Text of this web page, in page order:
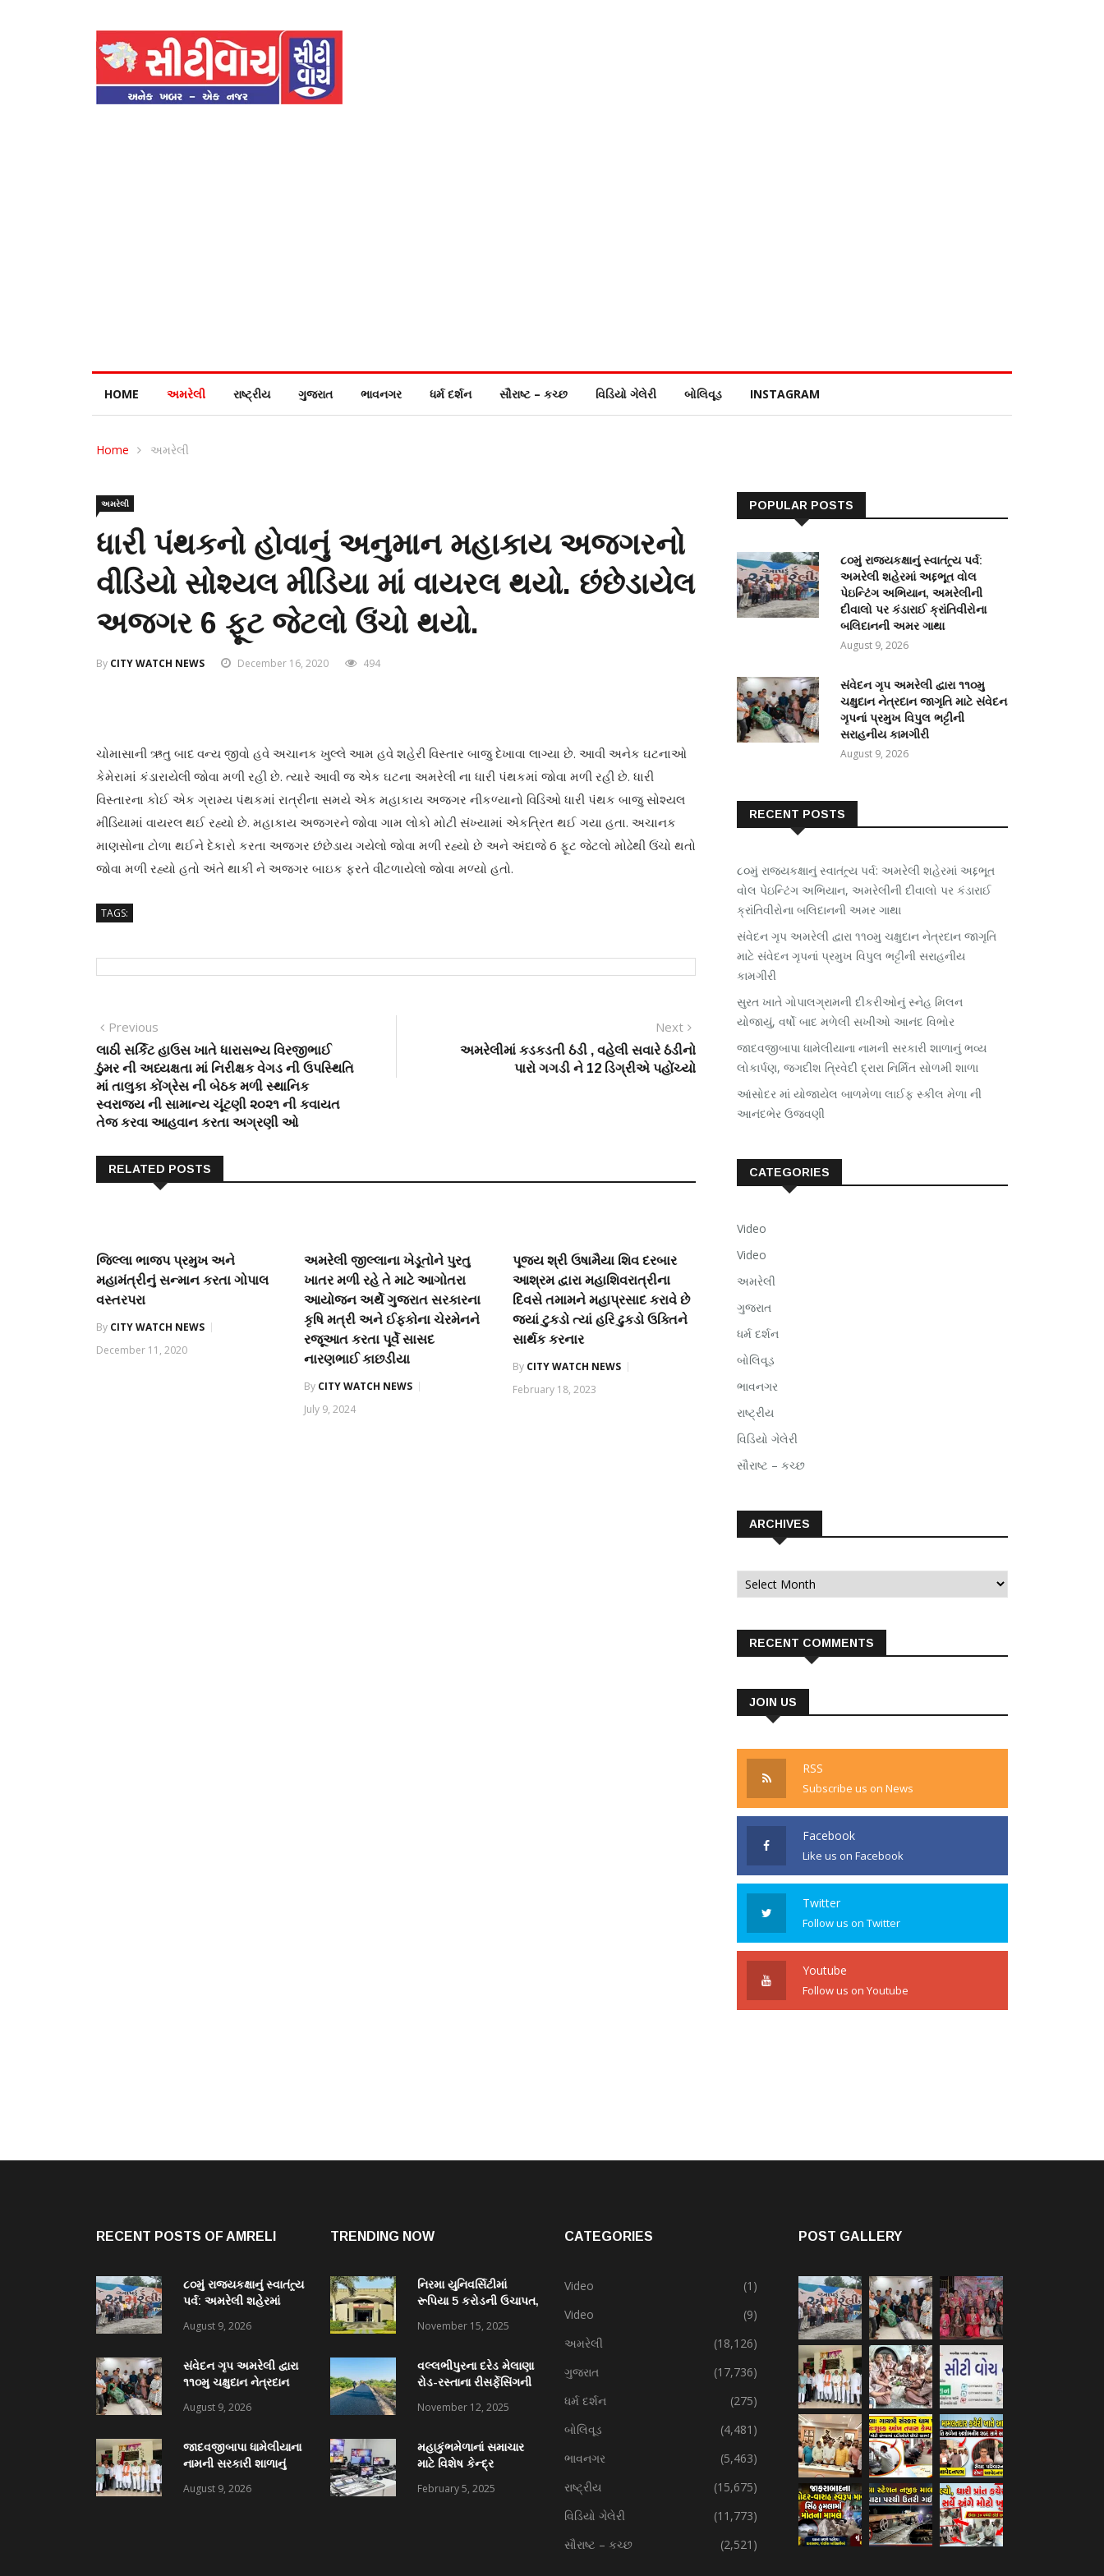
HOME અમરેલી રાષ્ટ્રીય ગુજરાત ભાવનગર ધર્મ દર્શન સૌરાષ્ટ – કચ્છ વિડિયો ગેલેરી બોલિવૂડ INSTAGRAM
Home અમરેલી
અમરેલી
ધારી પંથકનો હોવાનું અનુમાન મહાકાય અજગરનો
વીડિયો સોશ્યલ મીડિયા માં વાયરલ થયો. છંછેડાયેલ
અજગર 6 ફૂટ જેટલો ઉંચો થયો.
By CITY WATCH NEWS December 16, 2020 494
ચોમાસાની ઋતુ બાદ વન્ય જીવો હવે અચાનક ખુલ્લે આમ હવે શહેરી વિસ્તાર બાજુ દેખાવા લાગ્યા છે. આવી અનેક ઘટનાઓ
કેમેરામાં કંડારાયેલી જોવા મળી રહી છે. ત્યારે આવી જ એક ઘટના અમરેલી ના ધારી પંથકમાં જોવા મળી રહી છે. ધારી
વિસ્તારના કોઈ એક ગ્રામ્ય પંથકમાં રાત્રીના સમયે એક મહાકાય અજગર નીકળ્યાનો વિડિઓ ધારી પંથક બાજુ સોશ્યલ
મીડિયામાં વાયરલ થઈ રહ્યો છે. મહાકાય અજગરને જોવા ગામ લોકો મોટી સંખ્યામાં એકત્રિત થઈ ગયા હતા. અચાનક
માણસોના ટોળા થઈને દેકારો કરતા અજગર છંછેડાય ગયેલો જોવા મળી રહ્યો છે અને અંદાજે 6 ફૂટ જેટલો મોઢેથી ઉંચો થતો
જોવા મળી રહ્યો હતો અંતે થાકી ને અજગર બાઇક ફરતે વીંટળાયેલો જોવા મળ્યો હતો.
TAGS:
Post
navigation
Previous
post:
લાઠી સર્કિટ હાઉસ ખાતે ધારાસભ્ય વિરજીભાઈ
ઠુંમર ની અધ્યક્ષતા માં નિરીક્ષક વેગડ ની ઉપસ્થિતિ
માં તાલુકા કોંગ્રેસ ની બેઠક મળી સ્થાનિક
સ્વરાજ્ય ની સામાન્ય ચૂંટણી ૨૦૨૧ ની કવાયત
તેજ કરવા આહવાન કરતા અગ્રણી ઓ
Next
post:
અમરેલીમાં કડકડતી ઠંડી , વહેલી સવારે ઠંડીનો
પારો ગગડી ને 12 ડિગ્રીએ પહોંચ્યો
RELATED POSTS
જિલ્‍લા ભાજપ પ્રમુખ અને
મહામંત્રીનું સન્‍માન કરતા ગોપાલ
વસ્‍તરપરા
By CITY WATCH NEWS
December 11, 2020
અમરેલી જીલ્લાના ખેડૂતોને પુરતુ
ખાતર મળી રહે તે માટે આગોતરા
આયોજન અર્થે ગુજરાત સરકારના
કૃષિ મત્રી અને ઈફકોના ચેરમેનને
રજૂઆત કરતા પૂર્વે સાસદ
નારણભાઈ કાછડીયા
By CITY WATCH NEWS
July 9, 2024
પૂજ્ય શ્રી ઉષામૈયા શિવ દરબાર
આશ્રમ દ્વારા મહાશિવરાત્રીના
દિવસે તમામને મહાપ્રસાદ કરાવે છે
જ્યાં ટુકડો ત્યાં હરિ ઢુકડો ઉક્તિને
સાર્થક કરનાર
By CITY WATCH NEWS
February 18, 2023
POPULAR POSTS
૮૦મું રાજ્યકક્ષાનું સ્વાતંત્ર્ય પર્વ:
અમરેલી શહેરમાં અદ્દભૂત વોલ
પેઇન્ટિંગ અભિયાન, અમરેલીની
દીવાલો પર કંડારાઈ ક્રાંતિવીરોના
બલિદાનની અમર ગાથા
August 9, 2026
સંવેદન ગૃપ અમરેલી દ્વારા ૧૧૦મુ
ચક્ષુદાન નેત્રદાન જાગૃતિ માટે સંવેદન
ગૃપનાં પ્રમુખ વિપુલ ભટ્ટીની
સરાહનીય કામગીરી
August 9, 2026
RECENT POSTS
૮૦મું રાજ્યકક્ષાનું સ્વાતંત્ર્ય પર્વ: અમરેલી શહેરમાં અદ્દભૂત
વોલ પેઇન્ટિંગ અભિયાન, અમરેલીની દીવાલો પર કંડારાઈ
ક્રાંતિવીરોના બલિદાનની અમર ગાથા
સંવેદન ગૃપ અમરેલી દ્વારા ૧૧૦મુ ચક્ષુદાન નેત્રદાન જાગૃતિ
માટે સંવેદન ગૃપનાં પ્રમુખ વિપુલ ભટ્ટીની સરાહનીય
કામગીરી
સુરત ખાતે ગોપાલગ્રામની દીકરીઓનું સ્નેહ મિલન
યોજાયું, વર્ષો બાદ મળેલી સખીઓ આનંદ વિભોર
જાદવજીબાપા ધામેલીયાના નામની સરકારી શાળાનું ભવ્ય
લોકાર્પણ, જગદીશ ત્રિવેદી દ્રારા નિર્મિત સોળમી શાળા
આંસોદર માં યોજાયેલ બાળમેળા લાઈફ સ્કીલ મેળા ની
આનંદભેર ઉજવણી
CATEGORIES
Video
Video
અમરેલી
ગુજરાત
ધર્મ દર્શન
બોલિવૂડ
ભાવનગર
રાષ્ટ્રીય
વિડિયો ગેલેરી
સૌરાષ્ટ – કચ્છ
ARCHIVES
Archives
RECENT COMMENTS
JOIN US
RSS
Subscribe us on News
Facebook
Like us on Facebook
Twitter
Follow us on Twitter
Youtube
Follow us on Youtube
RECENT POSTS OF AMRELI
૮૦મું રાજ્યકક્ષાનું સ્વાતંત્ર્ય
પર્વ: અમરેલી શહેરમાં
અભિયાન, અમરેલીની
ક્રાંતિવીરોના બલિદાનની
અમર ગાથા
August 9, 2026
સંવેદન ગૃપ અમરેલી દ્વારા
૧૧૦મુ ચક્ષુદાન નેત્રદાન
પ્રમુખ વિપુલ ભટ્ટીની
August 9, 2026
જાદવજીબાપા ધામેલીયાના
નામની સરકારી શાળાનું
ત્રિવેદી દ્રારા નિર્મિત
August 9, 2026
TRENDING NOW
નિરમા યુનિવર્સિટીમાં
રૂપિયા 5 કરોડની ઉચાપત,
ફરિયાદ
November 15, 2025
વલ્લભીપુરના દરેડ મેલાણા
રોડ-રસ્તાના રીસર્ફેસિંગની
November 12, 2025
મહાકુંભમેળાનાં સમાચાર
માટે વિશેષ કેન્દ્ર
February 5, 2025
CATEGORIES
Video
(1)
Video
(9)
અમરેલી
(18,126)
ગુજરાત
(17,736)
ધર્મ દર્શન
(275)
બોલિવૂડ
(4,481)
ભાવનગર
(5,463)
રાષ્ટ્રીય
(15,675)
વિડિયો ગેલેરી
(11,773)
સૌરાષ્ટ – કચ્છ
(2,521)
POST GALLERY